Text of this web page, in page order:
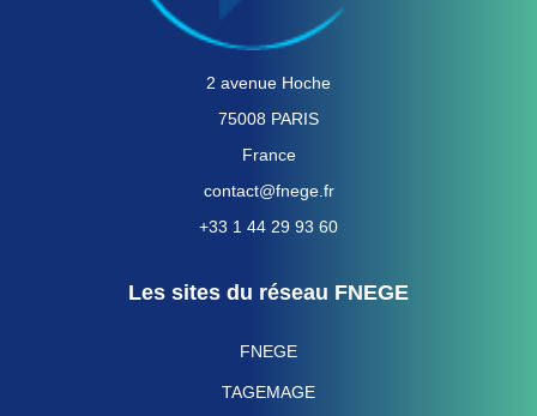
2 avenue Hoche
75008 PARIS
France
contact@fnege.fr
+33 1 44 29 93 60
Les sites du réseau FNEGE
FNEGE
TAGEMAGE